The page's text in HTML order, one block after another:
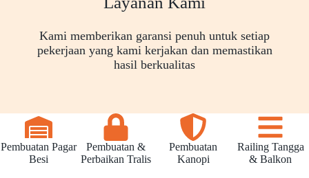
Kami memberikan garansi penuh untuk setiap
pekerjaan yang kami kerjakan dan memastikan
hasil berkualitas
Pembuatan Pagar
Besi
Pembuatan &
Perbaikan Tralis
Pembuatan
Kanopi
Railing Tangga
& Balkon